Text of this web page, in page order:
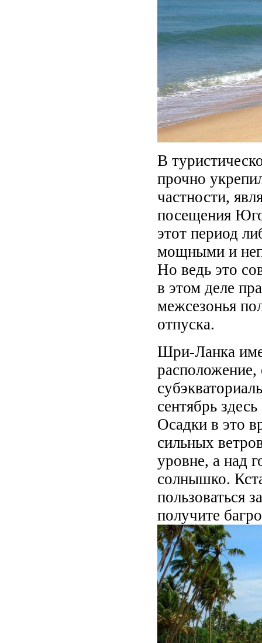
В
прочно
частности,
посещения
этот период
мощными и
Но ведь это
в этом деле
межсезонья
отпуска.
Шри-Ланка
расположение,
сентябрь
Осадки в это
сильных
уровне, а над
солнышко.
пользоваться
получите